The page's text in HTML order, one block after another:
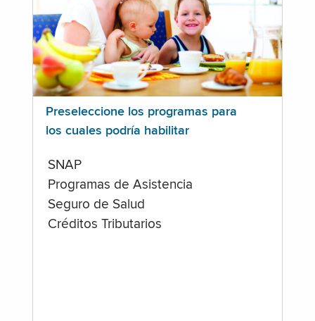
Preseleccione los programas para
los cuales podría habilitar
SNAP
Programas de Asistencia
Seguro de Salud
Créditos Tributarios